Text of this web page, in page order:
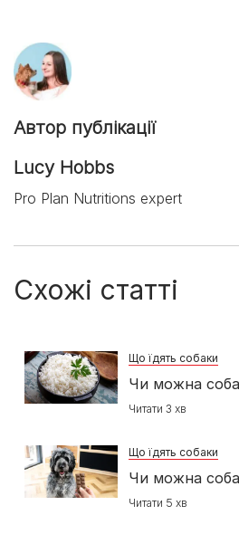
Автор публікації
Lucy Hobbs
Pro Plan Nutritions expert
Схожі статті
Що їдять собаки
Чи можна
Читати 3 хв
Що їдять собаки
Чи можна
Читати 5 хв